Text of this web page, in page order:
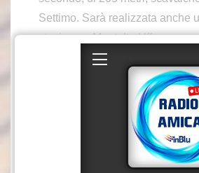
Settimo. Sarà realizzata anche
stazione a Montalto Uffugo, a
territorio e del polo universitario
L’opera rappresenta un tassello
per il completamento della
velocità/alta capacità Salerno-
che contribuirà allo sviluppo
sociale del Mezzogiorno